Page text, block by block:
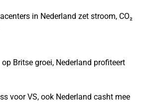
in Nederland zet stroom, CO₂
Britse groei, Nederland profiteert
voor VS, ook Nederland casht mee